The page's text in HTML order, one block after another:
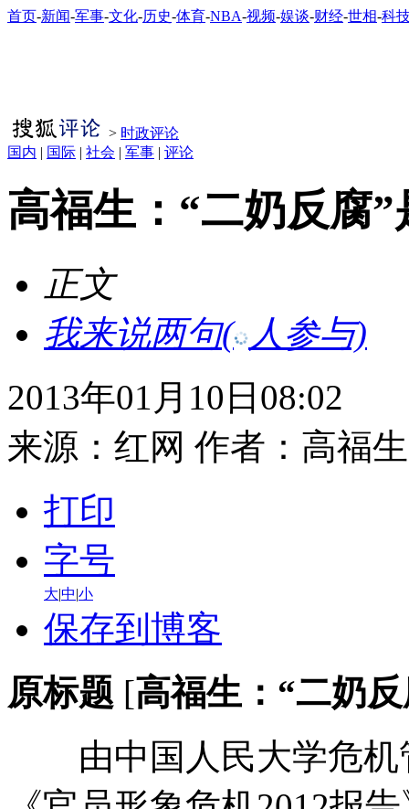
首页-新闻-军事-文化-历史-体育-NBA-视频-娱谈-财经-世相-科
> 时政评论
国内 | 国际 | 社会 | 军事 | 评论
高福生：“二奶反腐
正文
我来说两句( 人参与)
2013年01月10日08:02
来源： 红网 作者：高福生
打印
字号
大|中|小
保存到博客
原标题 [高福生：“二奶
由中国人民大学危机